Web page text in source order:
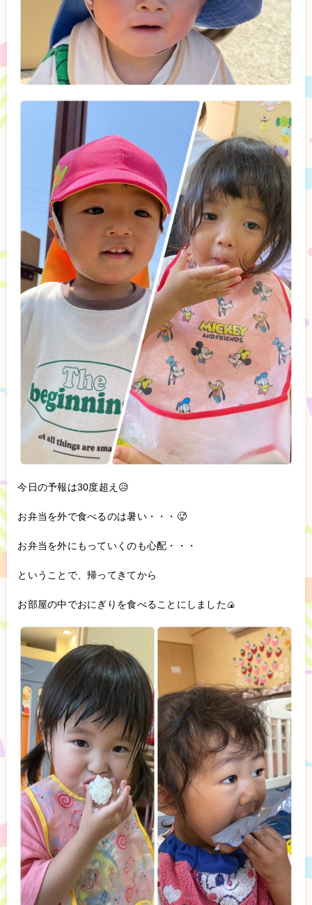
今日の予報は30度超え😥
お弁当を外で食べるのは暑い・・・🥵
お弁当を外にもっていくのも心配・・・
ということで、帰ってきてから
お部屋の中でおにぎりを食べることにしました🍙